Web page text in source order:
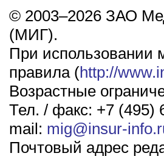
© 2003–2026 ЗАО
(МИГ).
При использовании
правила (http://
Возрастные
Тел. / факс: +7 (495)
mail: mig@insur-
Почтовый адрес